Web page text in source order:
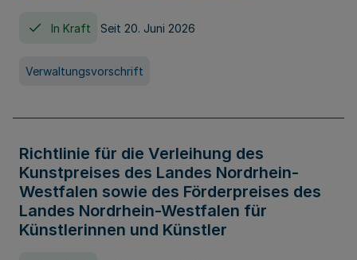
In Kraft Seit 20. Juni 2026
Verwaltungsvorschrift
Richtlinie für die Verleihung des
Kunstpreises des Landes Nordrhein-
Westfalen sowie des Förderpreises des
Landes Nordrhein-Westfalen für
Künstlerinnen und Künstler